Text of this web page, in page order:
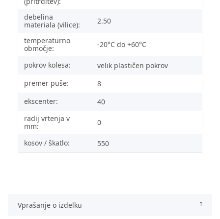
debelina
materiala (vilice):
2.50
temperaturno
območje:
-20°C do +60°C
pokrov kolesa:
velik plastičen pokrov
premer puše:
8
ekscenter:
40
radij vrtenja v
mm:
0
kosov / škatlo: 550
Vprašanje o izdelku